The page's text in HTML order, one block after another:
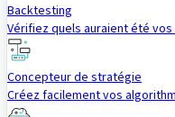
Backtesting
Vérifiez quels auraient été
Concepteur de stratégie
Créez facilement vos